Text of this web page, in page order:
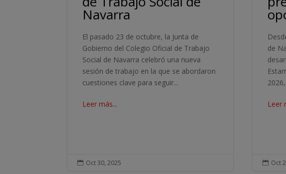
Navarra
El pasado 23 de octubre, la Junta de
Gobierno del Colegio Oficial de Trabajo
Social de Navarra celebró una nueva
sesión de trabajo en la que se abordaron
cuestiones clave para seguir...
Leer más...
 Oct 30, 2025
de
Leer
 Oct